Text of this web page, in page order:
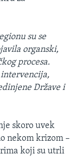
su se
organski,
procesa.
intervencija,
Države i
skoro uvek
nekom krizom –
koji su utrli